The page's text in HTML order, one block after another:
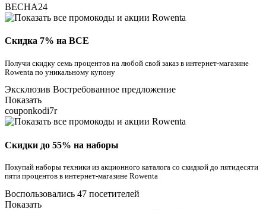
ВЕСНА24
Скидка 7% на ВСЕ
Получи скидку семь процентов на любой свой заказ в интернет-магазине
Rowenta по уникальному купону
Эксклюзив Востребованное предложение
Показать
couponkodi7r
Скидки до 55% на наборы
Покупай наборы техники из акционного каталога со скидкой до пятидесяти
пяти процентов в интернет-магазине Rowenta
Воспользовались 47 посетителей
Показать